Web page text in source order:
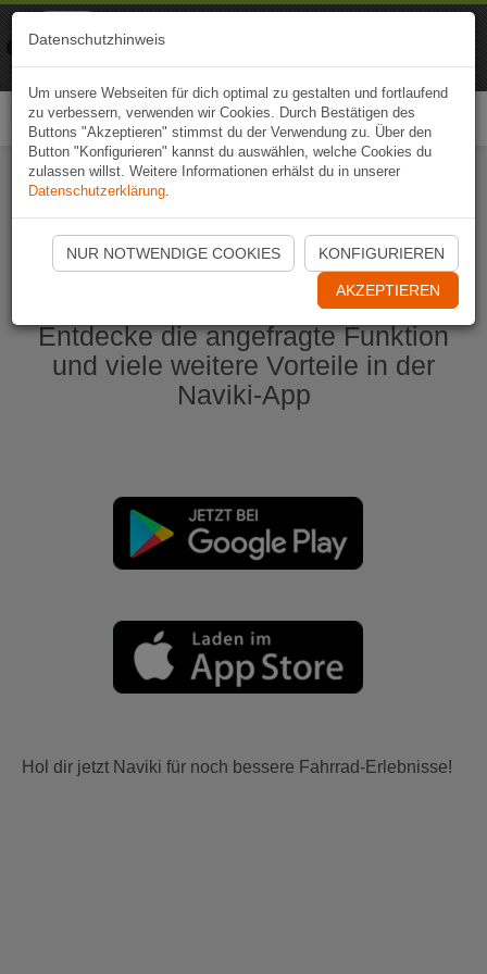
Naviki App jetzt öffnen
Entdecke die angefragte Funktion
und viele weitere Vorteile in der
Naviki-App
Hol dir jetzt Naviki für noch bessere Fahrrad-Erlebnisse!
Datenschutzhinweis
Um unsere Webseiten für dich optimal zu gestalten und fortlaufend
zu verbessern, verwenden wir Cookies. Durch Bestätigen des
Buttons "Akzeptieren" stimmst du der Verwendung zu. Über den
Button "Konfigurieren" kannst du auswählen, welche Cookies du
zulassen willst. Weitere Informationen erhälst du in unserer
Datenschutzerklärung.
NUR NOTWENDIGE COOKIES KONFIGURIEREN
AKZEPTIEREN
Naviki